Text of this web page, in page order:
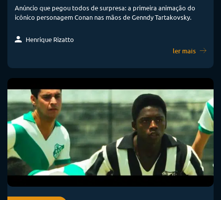
Anúncio que pegou todos de surpresa: a primeira animação do
icônico personagem Conan nas mãos de Genndy Tartakovsky.
Henrique Rizatto
ler mais